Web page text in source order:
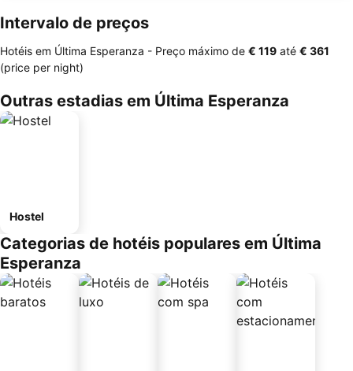
Intervalo de preços
Hotéis em Última Esperanza - Preço máximo de ‎€ 119 até ‎€ 361
(price per night)
Outras estadias em Última Esperanza
Hostel
Categorias de hotéis populares em Última
Esperanza